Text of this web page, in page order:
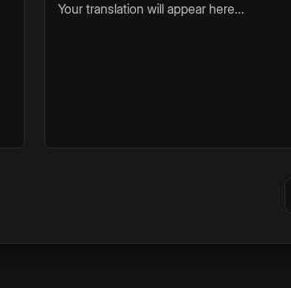
Your translation will appear here...